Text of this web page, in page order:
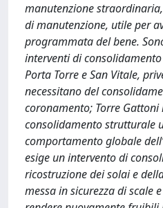
manutenzione
di manutenzione, utile per
programmata del bene.
interventi di
Porta Torre e San Vitale,
necessitano del
coronamento; Torre Gattoni
consolidamento strutturale
comportamento globale
esige un intervento di
ricostruzione dei solai e
messa in sicurezza di scale